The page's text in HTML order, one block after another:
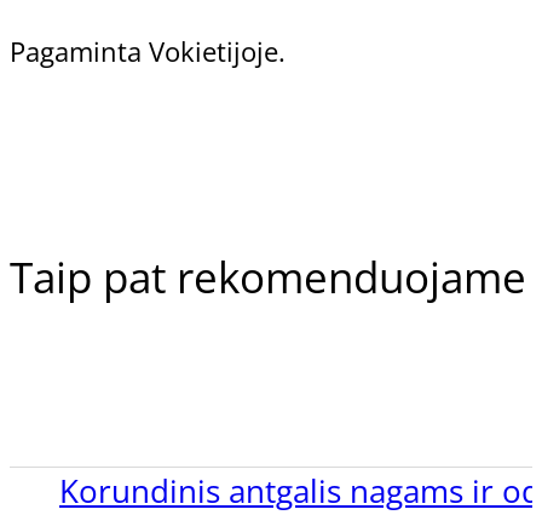
Pagaminta Vokietijoje.
Taip pat rekomenduojame
Korundinis antgalis nagams ir